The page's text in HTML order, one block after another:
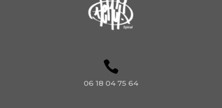
06 18 04 75 64